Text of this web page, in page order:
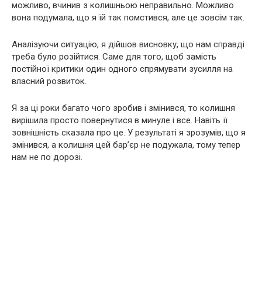
можливо, вчинив з колишньою неправильно. Можливо
вона подумала, що я їй так помстився, але це зовсім так.
Аналізуючи ситуацію, я дійшов висновку, що нам справді
треба було розійтися. Саме для того, щоб замість
постійної критики один одного спрямувати зусилля на
власний розвиток.
Я за ці роки багато чого зробив і змінився, то колишня
вирішила просто повернутися в минуле і все. Навіть її
зовнішність сказала про це. У результаті я зрозумів, що я
змінився, а колишня цей бар’єр не подужала, тому тепер
нам не по дорозі.